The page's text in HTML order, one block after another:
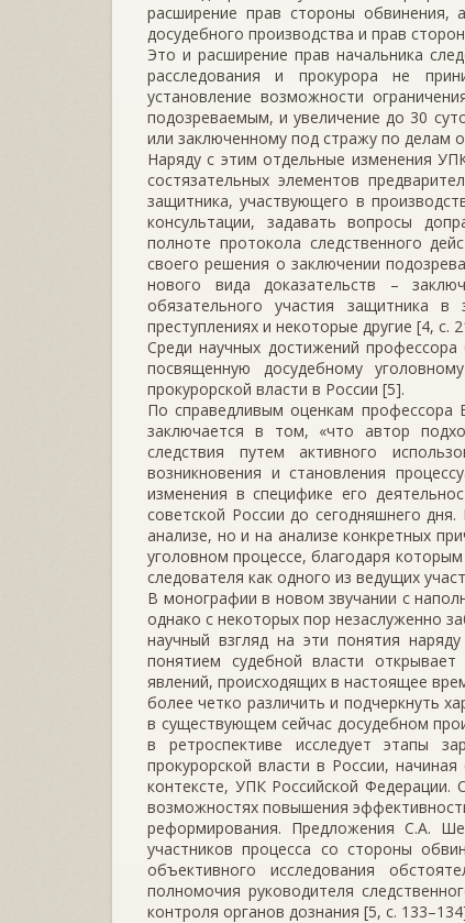
расширение прав стороны обвинения,
досудебного производства и прав
Это и расширение прав начальника
расследования и прокурора не
установление возможности
подозреваемым, и увеличение до 30
или заключенному под стражу по делам
Наряду с этим отдельные изменения
состязательных элементов
защитника, участвующего в
консультации, задавать вопросы
полноте протокола следственного
своего решения о заключении
нового вида доказательств –
обязательного участия защитника
преступлениях и некоторые другие [4, с.
Среди научных достижений
посвященную досудебному
прокурорской власти в России [5].
По справедливым оценкам профессора
заключается в том, «что автор
следствия путем активного
возникновения и становления
изменения в специфике его
советской России до сегодняшнего
анализе, но и на анализе конкретных
уголовном процессе, благодаря
следователя как одного из ведущих
В монографии в новом звучании с
однако с некоторых пор незаслуженно
научный взгляд на эти понятия
понятием судебной власти
явлений, происходящих в настоящее
более четко различить и подчеркнуть
в существующем сейчас досудебном
в ретроспективе исследует этапы
прокурорской власти в России,
контексте, УПК Российской
возможностях повышения
реформирования. Предложения С.А.
участников процесса со стороны
объективного исследования
полномочия руководителя
контроля органов дознания [5, c.